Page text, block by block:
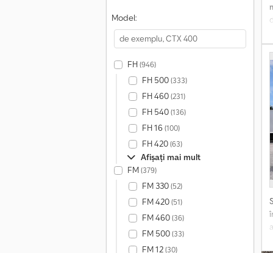
Model:
FH(946)
FH 500(333)
FH 460(231)
FH 540(136)
FH 16(100)
FH 420(63)
Afișați mai mult
FM(379)
FM 330(52)
FM 420(51)
FM 460(36)
FM 500(33)
FM 12(30)